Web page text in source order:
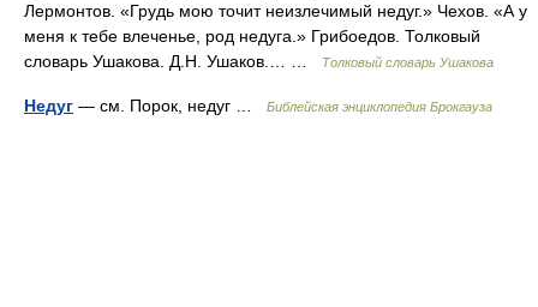
Лермонтов. «Грудь мою точит неизлечимый недуг.» Чехов. «А у
меня к тебе влеченье, род недуга.» Грибоедов. Толковый
словарь Ушакова. Д.Н. Ушаков.… …
Толковый словарь Ушакова
Недуг — см. Порок, недуг … Библейская энциклопедия Брокгауза